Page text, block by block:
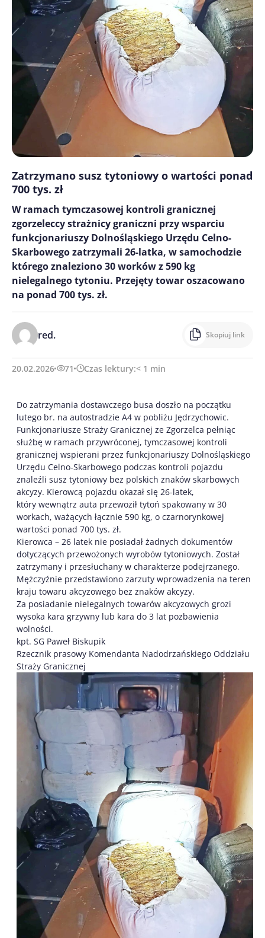
Zatrzymano susz tytoniowy o wartości ponad
700 tys. zł
W ramach tymczasowej kontroli granicznej
zgorzeleccy strażnicy graniczni przy wsparciu
funkcjonariuszy Dolnośląskiego Urzędu Celno-
Skarbowego zatrzymali 26-latka, w samochodzie
którego znaleziono 30 worków z 590 kg
nielegalnego tytoniu. Przejęty towar oszacowano
na ponad 700 tys. zł.
red. Skopiuj link
20.02.2026 71 Czas lektury:< 1 min
Do zatrzymania dostawczego busa doszło na początku
lutego br. na autostradzie A4 w pobliżu Jędrzychowic.
Funkcjonariusze Straży Granicznej ze Zgorzelca pełniąc
służbę w ramach przywróconej, tymczasowej kontroli
granicznej wspierani przez funkcjonariuszy Dolnośląskiego
Urzędu Celno-Skarbowego podczas kontroli pojazdu
znaleźli susz tytoniowy bez polskich znaków skarbowych
akcyzy. Kierowcą pojazdu okazał się 26-latek,
który wewnątrz auta przewoził tytoń spakowany w 30
workach, ważących łącznie 590 kg, o czarnorynkowej
wartości ponad 700 tys. zł.
Kierowca – 26 latek nie posiadał żadnych dokumentów
dotyczących przewożonych wyrobów tytoniowych. Został
zatrzymany i przesłuchany w charakterze podejrzanego.
Mężczyźnie przedstawiono zarzuty wprowadzenia na teren
kraju towaru akcyzowego bez znaków akcyzy.
Za posiadanie nielegalnych towarów akcyzowych grozi
wysoka kara grzywny lub kara do 3 lat pozbawienia
wolności.
kpt. SG Paweł Biskupik
Rzecznik prasowy Komendanta Nadodrzańskiego Oddziału
Straży Granicznej